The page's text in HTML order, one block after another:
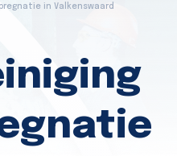
in Valkenswaard